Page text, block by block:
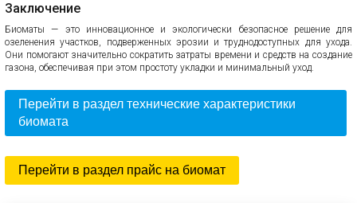
Заключение
Биоматы — это инновационное и экологически безопасное решение для
озеленения участков, подверженных эрозии и труднодоступных для ухода.
Они помогают значительно сократить затраты времени и средств на создание
газона, обеспечивая при этом простоту укладки и минимальный уход.
Перейти в раздел технические характеристики
биомата
Перейти в раздел прайс на биомат